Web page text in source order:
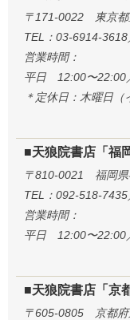
〒171-0022 東京都
TEL：03-6914-
営業時間：
平日 12:00〜22:00
＊定休日：木曜日（
■天狼院書店「福
〒810-0021 福岡県
TEL：092-518-
営業時間：
平日 12:00〜22:00
■天狼院書店「京
〒605-0805 京都府